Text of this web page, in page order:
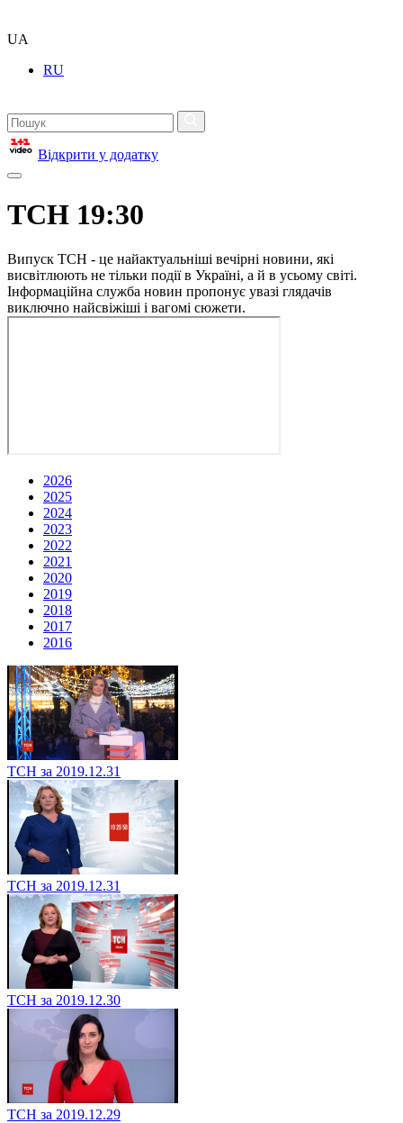
UA
RU
Відкрити у додатку
ТСН 19:30
Випуск ТСН - це найактуальніші вечірні новини, які
висвітлюють не тільки події в Україні, а й в усьому світі.
Інформаційна служба новин пропонує увазі глядачів
виключно найсвіжіші і вагомі сюжети.
2026
2025
2024
2023
2022
2021
2020
2019
2018
2017
2016
ТСН за 2019.12.31
ТСН за 2019.12.31
ТСН за 2019.12.30
ТСН за 2019.12.29